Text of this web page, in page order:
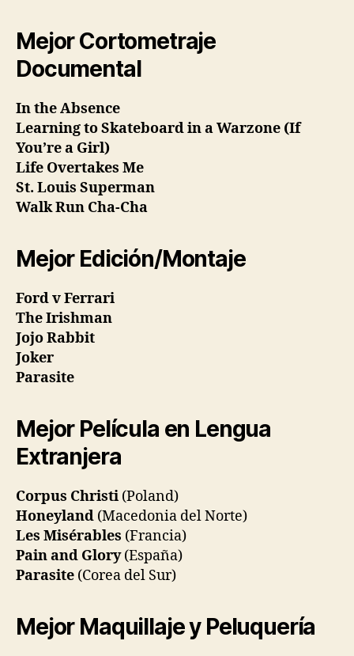
Mejor Cortometraje
Documental
In the Absence
Learning to Skateboard in a Warzone (If
You’re a Girl)
Life Overtakes Me
St. Louis Superman
Walk Run Cha-Cha
Mejor Edición/Montaje
Ford v Ferrari
The Irishman
Jojo Rabbit
Joker
Parasite
Mejor Película en Lengua
Extranjera
Corpus Christi (Poland)
Honeyland (Macedonia del Norte)
Les Misérables (Francia)
Pain and Glory(España)
Parasite (Corea del Sur)
Mejor Maquillaje y Peluquería